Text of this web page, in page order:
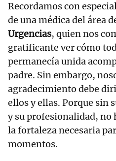
Recordamos con
de una médica del área
Urgencias, quien nos
gratificante ver cómo
permanecía unida
padre. Sin embargo,
agradecimiento debe
ellos y ellas. Porque sin
y su profesionalidad, no
la fortaleza necesaria
momentos.